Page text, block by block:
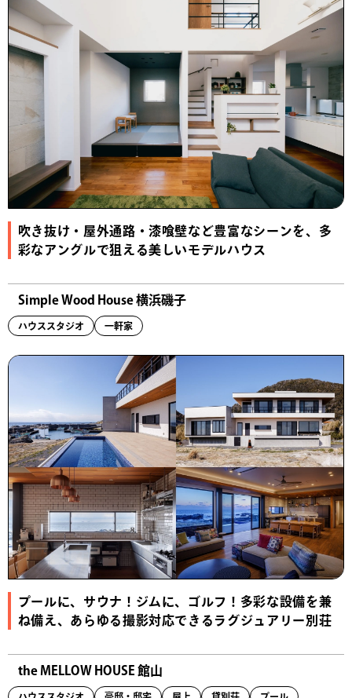
吹き抜け・屋外通路・漆喰壁など豊富なシーンを、多
彩なアングルで狙える美しいモデルハウス
Simple Wood House 横浜磯子
ハウススタジオ 一軒家
プールに、サウナ！ジムに、ゴルフ！多彩な設備を兼
ね備え、あらゆる撮影対応できるラグジュアリー別荘
the MELLOW HOUSE 館山